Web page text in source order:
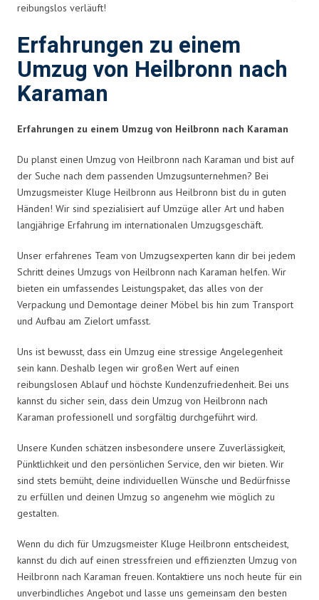
reibungslos verläuft!
Erfahrungen zu einem
Umzug von Heilbronn nach
Karaman
Erfahrungen zu einem Umzug von Heilbronn nach Karaman
Du planst einen Umzug von Heilbronn nach Karaman und bist auf
der Suche nach dem passenden Umzugsunternehmen? Bei
Umzugsmeister Kluge Heilbronn aus Heilbronn bist du in guten
Händen! Wir sind spezialisiert auf Umzüge aller Art und haben
langjährige Erfahrung im internationalen Umzugsgeschäft.
Unser erfahrenes Team von Umzugsexperten kann dir bei jedem
Schritt deines Umzugs von Heilbronn nach Karaman helfen. Wir
bieten ein umfassendes Leistungspaket, das alles von der
Verpackung und Demontage deiner Möbel bis hin zum Transport
und Aufbau am Zielort umfasst.
Uns ist bewusst, dass ein Umzug eine stressige Angelegenheit
sein kann. Deshalb legen wir großen Wert auf einen
reibungslosen Ablauf und höchste Kundenzufriedenheit. Bei uns
kannst du sicher sein, dass dein Umzug von Heilbronn nach
Karaman professionell und sorgfältig durchgeführt wird.
Unsere Kunden schätzen insbesondere unsere Zuverlässigkeit,
Pünktlichkeit und den persönlichen Service, den wir bieten. Wir
sind stets bemüht, deine individuellen Wünsche und Bedürfnisse
zu erfüllen und deinen Umzug so angenehm wie möglich zu
gestalten.
Wenn du dich für Umzugsmeister Kluge Heilbronn entscheidest,
kannst du dich auf einen stressfreien und effizienzten Umzug von
Heilbronn nach Karaman freuen. Kontaktiere uns noch heute für ein
unverbindliches Angebot und lasse uns gemeinsam den besten